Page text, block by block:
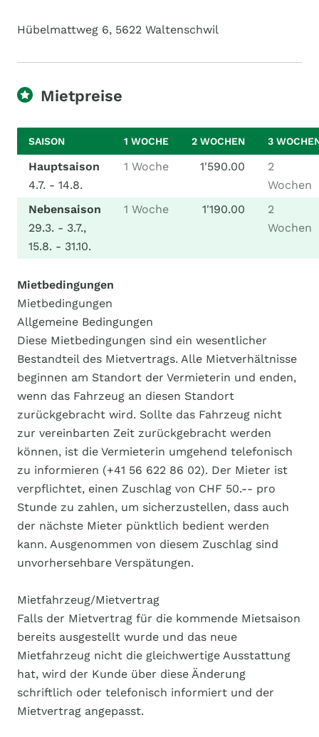
Hübelmattweg 6, 5622 Waltenschwil
Mietpreise
SAISON 1 WOCHE 2 WOCHEN 3
Hauptsaison
4.7. - 14.8.
1 Woche 1'590.00
2
Wochen
Nebensaison
29.3. - 3.7.,
15.8. - 31.10.
1 Woche 1'190.00
2
Wochen
Mietbedingungen
Mietbedingungen
Allgemeine Bedingungen
Diese Mietbedingungen sind ein wesentlicher
Bestandteil des Mietvertrags. Alle Mietverhältnisse
beginnen am Standort der Vermieterin und enden,
wenn das Fahrzeug an diesen Standort
zurückgebracht wird. Sollte das Fahrzeug nicht
zur vereinbarten Zeit zurückgebracht werden
können, ist die Vermieterin umgehend telefonisch
zu informieren (+41 56 622 86 02). Der Mieter ist
verpflichtet, einen Zuschlag von CHF 50.-- pro
Stunde zu zahlen, um sicherzustellen, dass auch
der nächste Mieter pünktlich bedient werden
kann. Ausgenommen von diesem Zuschlag sind
unvorhersehbare Verspätungen.
Mietfahrzeug/Mietvertrag
Falls der Mietvertrag für die kommende Mietsaison
bereits ausgestellt wurde und das neue
Mietfahrzeug nicht die gleichwertige Ausstattung
hat, wird der Kunde über diese Änderung
schriftlich oder telefonisch informiert und der
Mietvertrag angepasst.